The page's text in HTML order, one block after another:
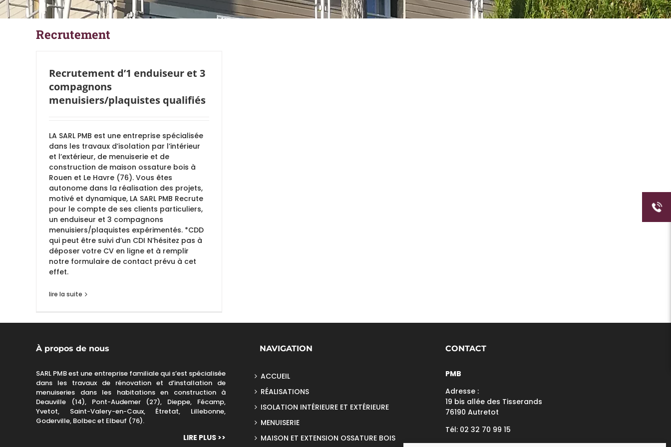
Recrutement
Recrutement d’1 enduiseur et 3
compagnons
menuisiers/plaquistes qualifiés
LA SARL PMB est une entreprise spécialisée
dans les travaux d’isolation par l’intérieur
et l’extérieur, de menuiserie et de
construction de maison ossature bois à
Rouen et Le Havre (76). Vous êtes
autonome dans la réalisation des projets,
motivé et dynamique, LA SARL PMB Recrute
pour le compte de ses clients particuliers,
un enduiseur et 3 compagnons
menuisiers/plaquistes expérimentés. *CDD
qui peut être suivi d’un CDI N’hésitez pas à
déposer votre CV en ligne et à remplir
notre formulaire de contact prévu à cet
effet.
lire la suite
À propos de nous
SARL PMB est une entreprise familiale qui s’est spécialisée
dans les travaux de rénovation et d’installation de
menuiseries dans les habitations en construction à
Deauville (14), Pont-Audemer (27), Dieppe, Fécamp,
Yvetot, Saint-Valery-en-Caux, Étretat, Lillebonne,
Goderville, Bolbec et Elbeuf (76).
LIRE PLUS >>
NAVIGATION
ACCUEIL
RÉALISATIONS
ISOLATION INTÉRIEURE ET EXTÉRIEURE
MENUISERIE
MAISON ET EXTENSION OSSATURE BOIS
CONTACT
PMB
Adresse :
19 bis allée des Tisserands
76190 Autretot
Tél: 02 32 70 99 15